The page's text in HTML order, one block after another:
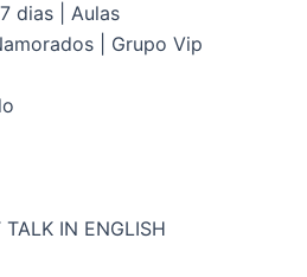
dias | Aulas
| Grupo Vip
IN ENGLISH